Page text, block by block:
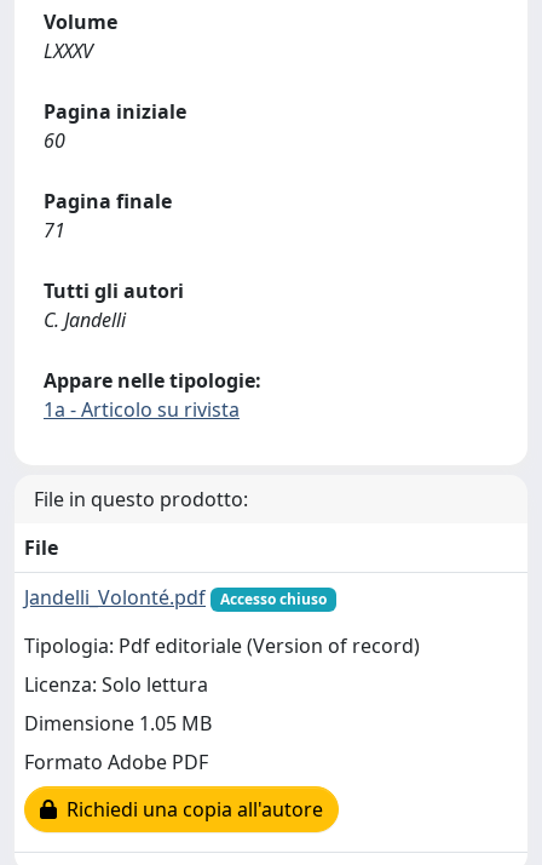
Volume
LXXXV
Pagina iniziale
60
Pagina finale
71
Tutti gli autori
C. Jandelli
Appare nelle tipologie:
1a - Articolo su rivista
File in questo prodotto:
File
Jandelli_Volonté.pdf
Accesso chiuso
Tipologia: Pdf editoriale (Version of record)
Licenza: Solo lettura
Dimensione 1.05 MB
Formato Adobe PDF
Richiedi una copia all'autore